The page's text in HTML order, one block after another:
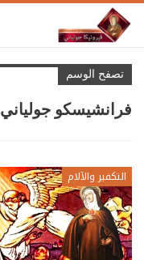
تصفح الوسم
فرانشيسكو جولياني
التكفير والآلام